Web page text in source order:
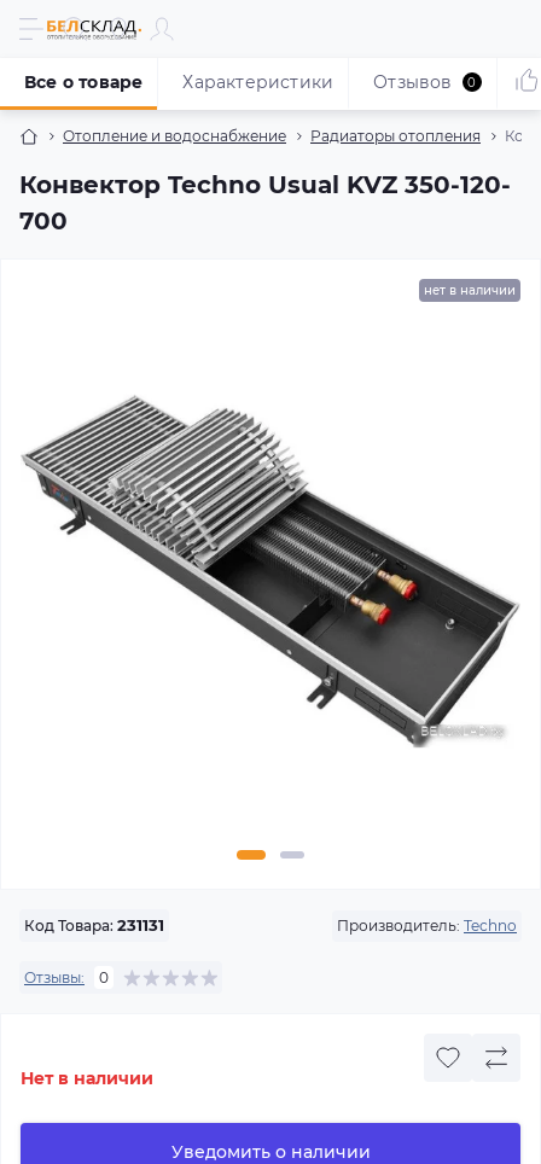
Отопление и водоснабжение Радиаторы отопления
Конвектор Techno Usual KVZ 350-120-
700
Все о товаре Характеристики Отзывов 0
нет в наличии
Код Товара: 231131 Производитель: Techno
Отзывы: 0
Нет в наличии
Уведомить о наличии